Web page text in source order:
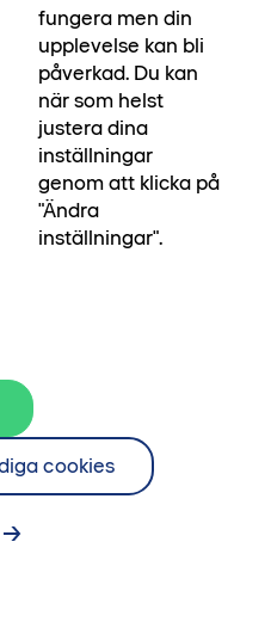
en tryggare vardag.
prissänkta bostäder.
mer information.
fungera men din
upplevelse kan bli
påverkad. Du kan
när som helst
justera dina
inställningar
genom att klicka på
"Ändra
inställningar".
cookies